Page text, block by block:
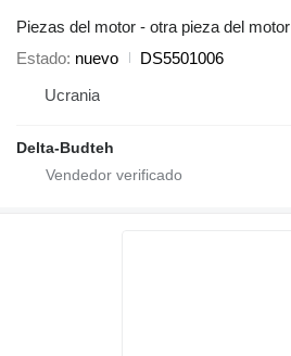
Piezas del motor - otra pieza del motor
Estado nuevo
DS5501006
Ucrania
Delta-Budteh